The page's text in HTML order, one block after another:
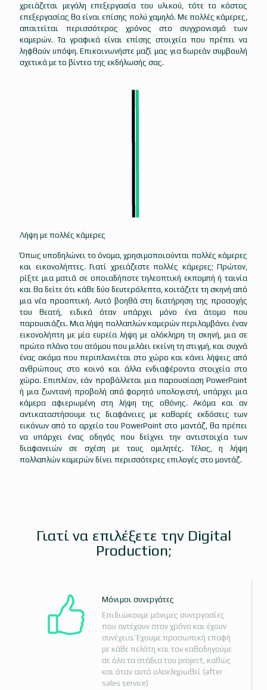
χρειάζεται μεγάλη επεξεργασία του υλικού, τότε το κόστος
επεξεργασίας θα είναι επίσης πολύ χαμηλό. Με πολλές κάμερες,
απαιτείται περισσότερος χρόνος στο συγχρονισμό των
καμερών. Τα γραφικά είναι επίσης στοιχεία που πρέπει να
ληφθούν υπόψη. Επικοινωνήστε μαζί μας για δωρεάν συμβουλή
σχετικά με το βίντεο της εκδήλωσής σας.
Λήψη με πολλές κάμερες
Όπως υποδηλώνει το όνομα, χρησιμοποιούνται πολλές κάμερες
και εικονολήπτες. Γιατί χρειάζεστε πολλές κάμερες; Πρώτον,
ρίξτε μια ματιά σε οποιαδήποτε τηλεοπτική εκπομπή ή ταινία
και θα δείτε ότι κάθε δύο δευτερόλεπτα, κοιτάζετε τη σκηνή από
μια νέα προοπτική. Αυτό βοηθά στη διατήρηση της προσοχής
του θεατή, ειδικά όταν υπάρχει μόνο ένα άτομο που
παρουσιάζει. Μια λήψη πολλαπλών καμερών περιλαμβάνει έναν
εικονολήπτη με μία ευρεία λήψη με ολόκληρη τη σκηνή, μια σε
πρώτο πλάνο του ατόμου που μιλάει εκείνη τη στιγμή, και συχνά
ένας ακόμα που περιπλανιέται στο χώρο και κάνει λήψεις από
ανθρώπους στο κοινό και άλλα ενδιαφέροντα στοιχεία στο
χώρο. Επιπλέον, εάν προβάλλεται μια παρουσίαση PowerPoint
ή μια ζωντανή προβολή από φορητό υπολογιστή, υπάρχει μια
κάμερα αφιερωμένη στη λήψη της οθόνης. Ακόμα και αν
αντικαταστήσουμε τις διαφάνειες με καθαρές εκδόσεις των
εικόνων από το αρχείο του PowerPoint στο μοντάζ, θα πρέπει
να υπάρχει ένας οδηγός που δείχνει την αντιστοιχία των
διαφανειών σε σχέση με τους ομιλητές. Τέλος, η λήψη
πολλαπλών καμερών δίνει περισσότερες επιλογές στο μοντάζ.
Γιατί να επιλέξετε την Digital
Production;
Μόνιμοι συνεργάτες
Επιδιώκουμε μόνιμες συνεργασίες
που αντέχουν στον χρόνο και έχουν
συνέχεια. Έχουμε προσωπική επαφή
με κάθε πελάτη και τον καθοδηγούμε
σε όλα τα στάδια του project, καθώς
και όταν αυτό ολοκληρωθεί (after
sales service)